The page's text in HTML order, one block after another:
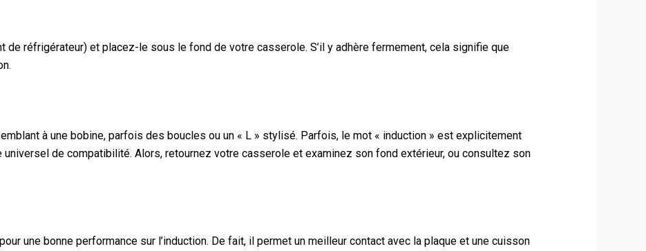
de réfrigérateur) et placez-le sous le fond de votre casserole. S’il y adhère fermement, cela signifie que
à une bobine, parfois des boucles ou un « L » stylisé. Parfois, le mot « induction » est explicitement
de compatibilité. Alors, retournez votre casserole et examinez son fond extérieur, ou consultez son
une bonne performance sur l’induction. De fait, il permet un meilleur contact avec la plaque et une cuisson